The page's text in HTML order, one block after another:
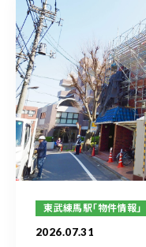
東武練馬駅「物件情報」
2026.07.31